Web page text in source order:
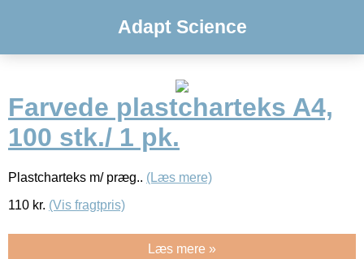
Adapt Science
Farvede plastcharteks A4,
100 stk./ 1 pk.
Plastcharteks m/ præg.. (Læs mere)
110 kr. (Vis fragtpris)
Læs mere »